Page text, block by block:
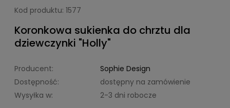
Kod produktu: 1577
Koronkowa sukienka do chrztu dla
dziewczynki "Holly"
Producent:
Sophie Design
Dostępność:
dostępny na zamówienie
Wysyłka w:
2-3 dni robocze